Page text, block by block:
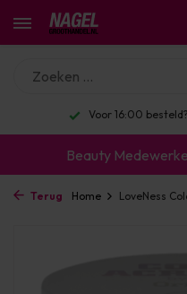
Voor 16:00
Beauty
Terug Home LoveNess